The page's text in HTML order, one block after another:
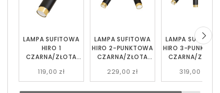
LAMPA SUFITOWA
HIRO 1
CZARNA/ZŁOTA
119,00 zł
LAMPA SUFITOWA
HIRO 2-PUNKTOWA
CZARNA/ZŁOTA
229,00 zł
LAMPA
HIRO 3-
CZARNA/ZŁOTA
319,00 zł